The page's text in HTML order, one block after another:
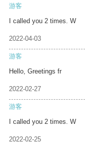
游客
I called you 2 times. W
2022-04-03
游客
Hello, Greetings fr
2022-02-27
游客
I called you 2 times. W
2022-02-25